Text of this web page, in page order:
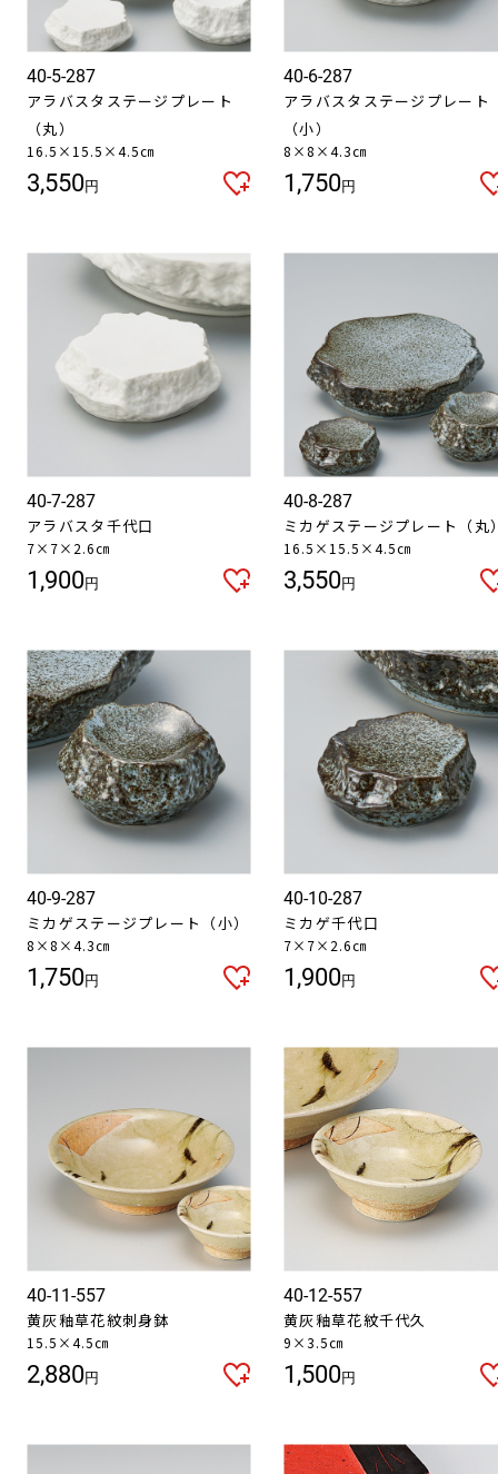
40-5-287
アラバスタステージプレート
（丸）
16.5×15.5×4.5㎝
3,550円
40-6-287
アラバスタステージプレート
（小）
8×8×4.3㎝
1,750円
40-7-287
アラバスタ千代口
7×7×2.6㎝
1,900円
40-8-287
ミカゲステージプレート（丸
16.5×15.5×4.5㎝
3,550円
40-9-287
ミカゲステージプレート（小）
8×8×4.3㎝
1,750円
40-10-287
ミカゲ千代口
7×7×2.6㎝
1,900円
40-11-557
黄灰釉草花紋刺身鉢
15.5×4.5㎝
2,880円
40-12-557
黄灰釉草花紋千代久
9×3.5㎝
1,500円